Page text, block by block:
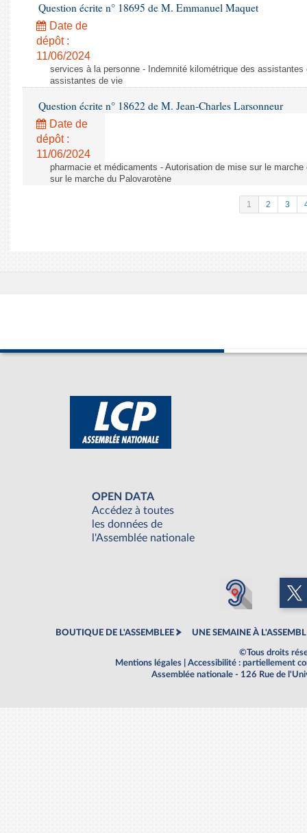
Question écrite n° 18695 de M. Emmanuel Maquet
Date de
dépôt :
11/06/2024
services à la personne - Indemnité kilométrique des
assistantes de vie
Question écrite n° 18622 de M. Jean-Charles Larsonneur
Date de
dépôt :
11/06/2024
pharmacie et médicaments - Autorisation de mise sur le
sur le marche du Palovarotène
1 2 3
OPEN DATA
Accédez à toutes
les données de
l'Assemblée nationale
BOUTIQUE DE L'ASSEMBLEE UNE SEMAINE À
©Tous droits
Mentions légales
Accessibilité : partiellement
Assemblée nationale - 126 Rue de